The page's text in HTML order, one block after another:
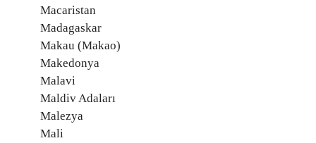
Macaristan
Madagaskar
Makau (Makao)
Makedonya
Malavi
Maldiv Adaları
Malezya
Mali